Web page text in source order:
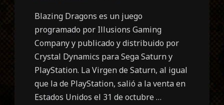
Blazing Dragons es un juego
programado por Illusions Gaming
Company y publicado y distribuido por
Crystal Dynamics para Sega Saturn y
PlayStation. La Virgen de Saturn, al igual
que la de PlayStation, salió a la venta en
Estados Unidos el 31 de octubre …